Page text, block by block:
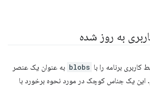
به روز شده
برنامه را با blobs به عنوان یک عنصر
این یک جناس کوچک در مورد نحوه برخورد با